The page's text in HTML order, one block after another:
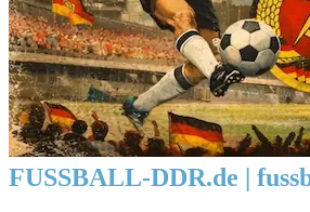
FUSSBALL-DDR.de |